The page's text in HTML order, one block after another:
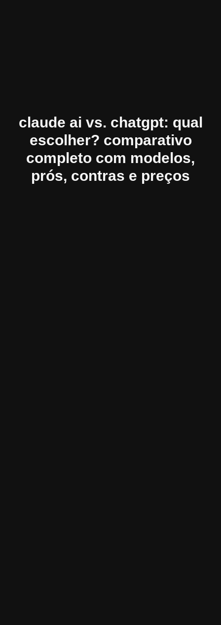
claude ai vs. chatgpt: qual
escolher? comparativo
completo com modelos,
prós, contras e preços